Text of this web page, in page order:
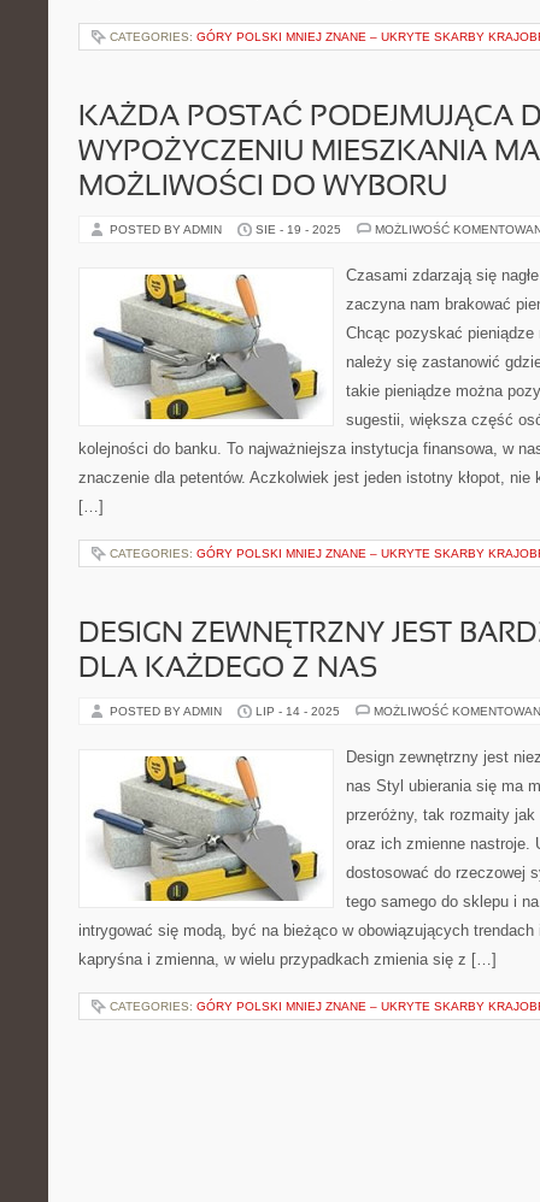
CATEGORIES: GÓRY POLSKI MNIEJ ZNANE – UKRYTE SKARBY
KAŻDA POSTAĆ PODEJMUJĄCA
WYPOŻYCZENIU MIESZKANIA
MOŻLIWOŚCI DO WYBORU
POSTED BY ADMIN SIE - 19 - 2025 MOŻLIWOŚĆ
Czasami zdarzają się
zaczyna nam brakować
Chcąc pozyskać
należy się zastanowić
takie pieniądze można
sugestii, większa część
kolejności do banku. To najważniejsza instytucja finansowa, w
znaczenie dla petentów. Aczkolwiek jest jeden istotny kłopot, nie
[…]
CATEGORIES: GÓRY POLSKI MNIEJ ZNANE – UKRYTE SKARBY
DESIGN ZEWNĘTRZNY JEST
DLA KAŻDEGO Z NAS
POSTED BY ADMIN LIP - 14 - 2025 MOŻLIWOŚĆ
Design zewnętrzny jest
nas Styl ubierania się ma
przeróżny, tak rozmaity
oraz ich zmienne nastroje.
dostosować do rzeczowej
tego samego do sklepu i
intrygować się modą, być na bieżąco w obowiązujących
kapryśna i zmienna, w wielu przypadkach zmienia się z […]
CATEGORIES: GÓRY POLSKI MNIEJ ZNANE – UKRYTE SKARBY